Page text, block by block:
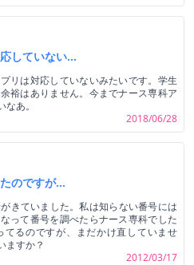
していない…
リは対応していないみたいです。学生
裕はありません。今までナース専科ア
あ。
2018/06/28
のですが…
きていました。私は知らない番号には
って番号を調べたらナース専科でした
るのですが、まだかけ直していませ
ますか？
2012/03/17